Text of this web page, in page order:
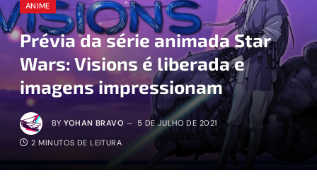
ANIME
Prévia da série animada Star
Wars: Visions é liberada e
imagens impressionam
BY YOHAN BRAVO 5 DE JULHO DE 2021
2 MINUTOS DE LEITURA